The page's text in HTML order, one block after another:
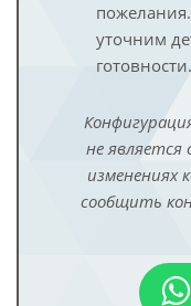
уточним
готовности.
не является
изменениях
сообщить